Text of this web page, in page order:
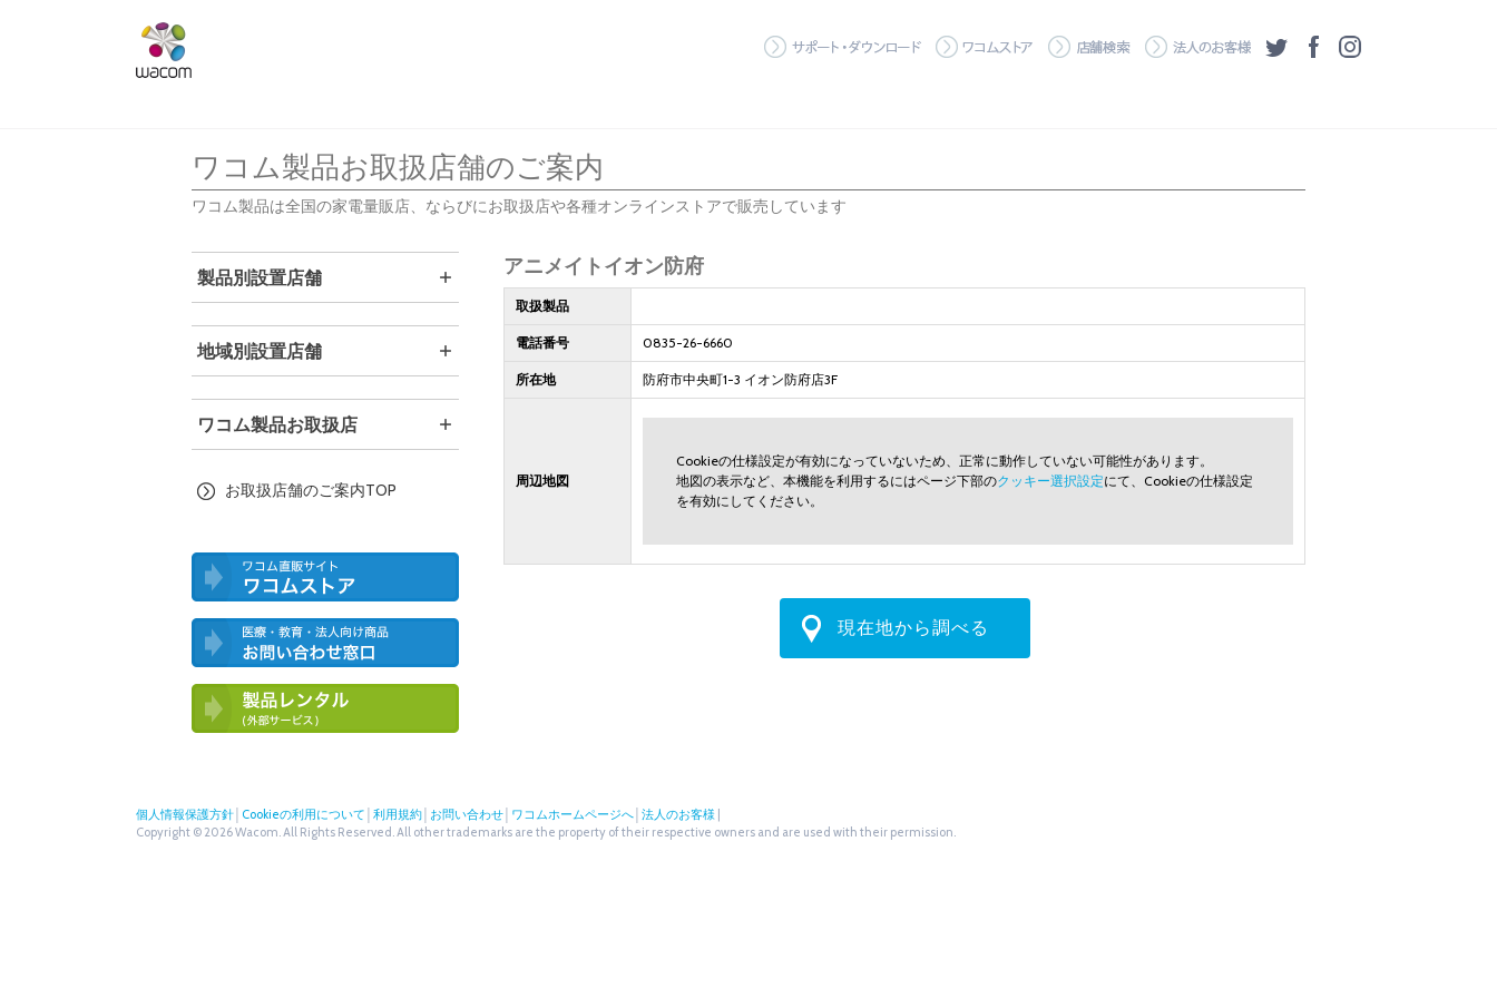
サポート・ダウンロード
ワコムストア 店舗検索 法人のお客様
ツイッターフェイスブック
ワコム製品お取扱店舗のご案内
ワコム製品は全国の家電量販店、ならびにお取扱店や各種オンラインストアで販売しています
アニメイトイオン防府
取扱製品
電話番号 0835-26-6660
所在地 防府市中央町1-3 イオン防府店3F
周辺地図
Cookieの仕様設定が有効になっていないため、正常に動作していない可能性があります。
地図の表示など、本機能を利用するにはページ下部のクッキー選択設定にて、Cookieの仕様設定
を有効にしてください。
現在地から調べる
製品別設置店舗
地域別設置店舗
ワコム製品お取扱店
お取扱店舗のご案内TOP
わせ窓口
個人情報保護方針 Cookieの利用について 利用規約 お問い合わせ ワコムホームページへ 法人のお客様
Copyright © 2026 Wacom. All Rights Reserved. All other trademarks are the property of their respective owners and are used with their permission.